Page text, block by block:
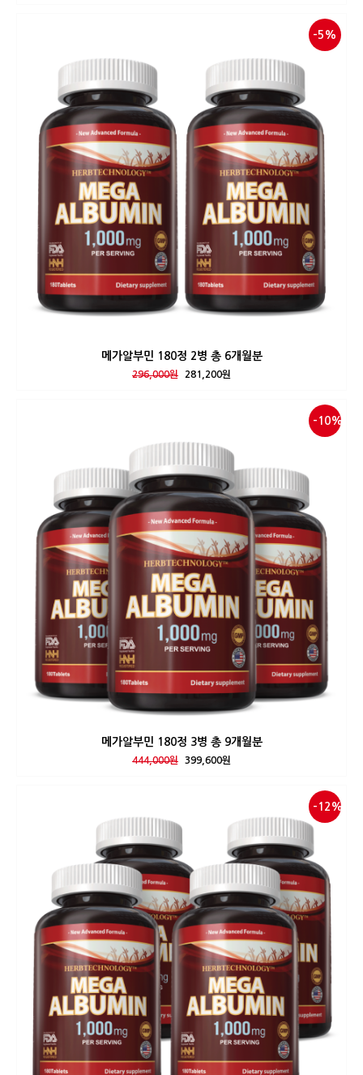
-5%
메가알부민 180정 2병 총 6개월분
296,000원 281,200원
-10%
메가알부민 180정 3병 총 9개월분
444,000원 399,600원
-12%